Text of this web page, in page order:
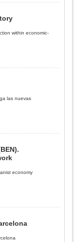
within economic-
las nuevas
economy